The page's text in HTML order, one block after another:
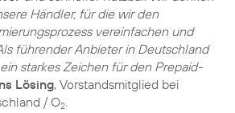
Händler, für die wir den
vereinfachen und
führender Anbieter in Deutschland
starkes Zeichen für den Prepaid-
Lösing, Vorstandsmitglied bei
/ O2.